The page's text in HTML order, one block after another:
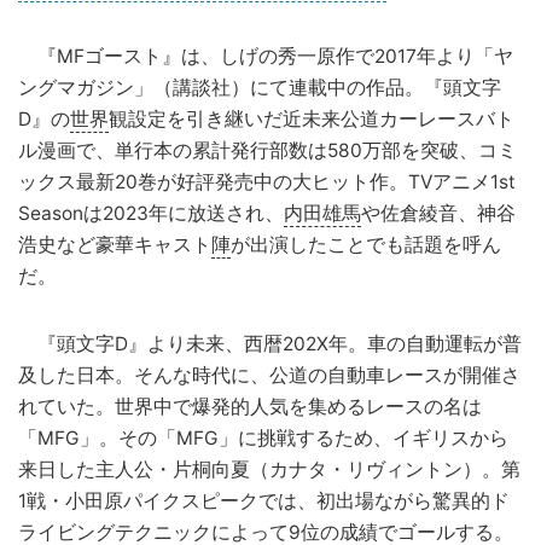
『MFゴースト』は、しげの秀一原作で2017年より「ヤ
ングマガジン」（講談社）にて連載中の作品。『頭文字
D』の世界観設定を引き継いだ近未来公道カーレースバト
ル漫画で、単行本の累計発行部数は580万部を突破、コミ
ックス最新20巻が好評発売中の大ヒット作。TVアニメ1st
Seasonは2023年に放送され、 内田雄馬や佐倉綾音、神谷
浩史など豪華キャスト 陣が出演したことでも話題を呼ん
だ。
『頭文字D』より未来、西暦202X年。車の自動運転が普
及した日本。そんな時代に、公道の自動車レースが開催さ
れていた。世界中で爆発的人気を集めるレースの名は
「MFG」。その「MFG」に挑戦するため、イギリスから
来日した主人公・片桐向夏（カナタ・リヴィントン）。第
1戦・小田原パイクスピークでは、初出場ながら驚異的ド
ライビングテクニックによって9位の成績でゴールする。